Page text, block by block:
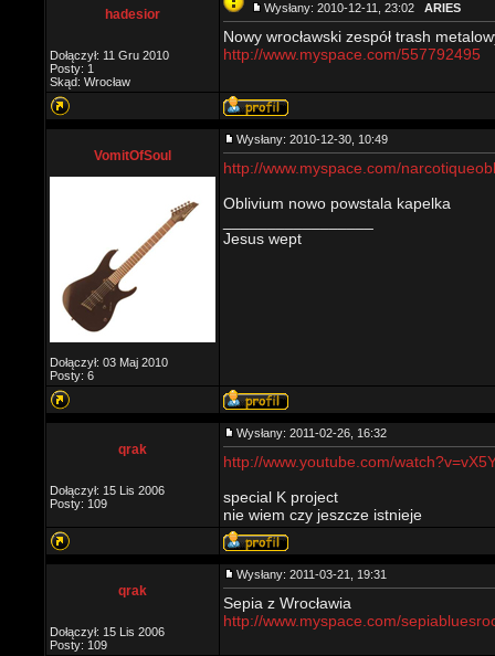
hadesior
Dołączył: 11 Gru 2010
Posty: 1
Skąd: Wrocław
Wysłany: 2010-12-11, 23:02 ARIES
Nowy wrocławski zespół trash
http://www.myspace.com/557792495
VomitOfSoul
Dołączył: 03 Maj 2010
Posty: 6
Wysłany: 2010-12-30, 10:49
http://www.myspace.com/
Oblivium nowo powstala kapelka
Jesus wept
qrak
Dołączył: 15 Lis 2006
Posty: 109
Wysłany: 2011-02-26, 16:32
http://www.youtube.com/
special K project
nie wiem czy jeszcze istnieje
qrak
Dołączył: 15 Lis 2006
Posty: 109
Wysłany: 2011-03-21, 19:31
Sepia z Wrocławia
http://www.myspace.com/